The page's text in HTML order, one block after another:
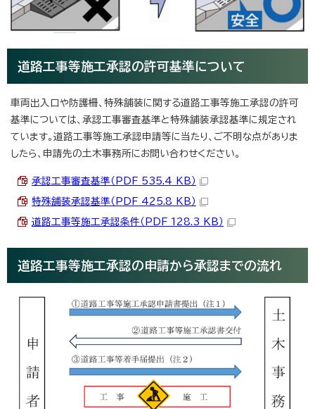
道路工事等施工承認の許可基準について
車両出入口や防護柵、特殊舗装に関する道路工事等施工承認の許可
基準については、承認工事審査基準と特殊舗装承認基準に規定され
ています。道路工事等施工承認申請等に当たり、ご不明な点がありま
したら、申請先の土木事務所にお問い合わせください。
承認工事審査基準（PDF 535.4 KB）
特殊舗装承認基準（PDF 425.8 KB）
道路工事等施工承認条件（PDF 128.3 KB）
道路工事等施工承認の申請から承認までの流れ